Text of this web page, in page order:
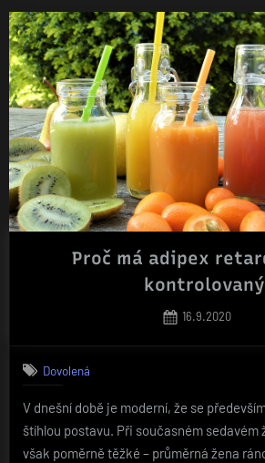
poslouží
i
dospělým“
Proč má adipex
kontrolovaný
Posted
16.9.2020
Dovolená
V dnešní době je moderní, že se
štíhlou postavu. Při současném sedavém
však poměrně těžké – průměrná žena